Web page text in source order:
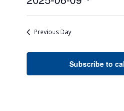
Previous Day
Subscribe to